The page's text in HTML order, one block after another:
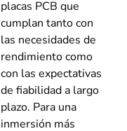
placas PCB que
cumplan tanto con
las necesidades de
rendimiento como
con las expectativas
de fiabilidad a largo
plazo. Para una
inmersión más